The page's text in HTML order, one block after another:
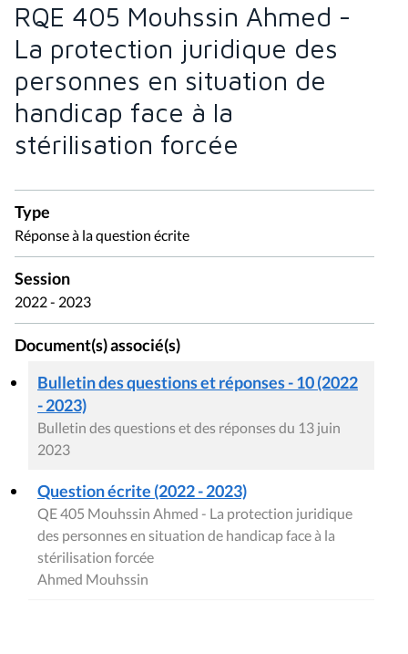
RQE 405 Mouhssin Ahmed -
La protection juridique des
personnes en situation de
handicap face à la
stérilisation forcée
Type
Réponse à la question écrite
Session
2022 - 2023
Document(s) associé(s)
Bulletin des questions et réponses - 10 (2022
- 2023)
Bulletin des questions et des réponses du 13 juin
2023
Question écrite (2022 - 2023)
QE 405 Mouhssin Ahmed - La protection juridique
des personnes en situation de handicap face à la
stérilisation forcée
Ahmed Mouhssin